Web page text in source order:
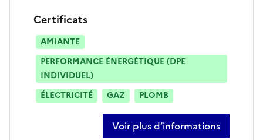
Certificats
AMIANTE
PERFORMANCE ÉNERGÉTIQUE (DPE
INDIVIDUEL)
ÉLECTRICITÉ
GAZ PLOMB
Voir plus d’informations
sur ekrem yurtsever